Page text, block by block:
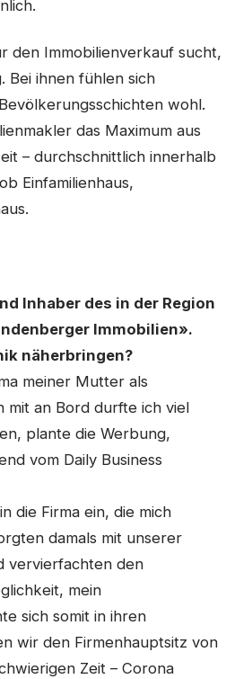
den Immobilienverkauf sucht,
Bei ihnen fühlen sich
wohl.
das Maximum aus
– durchschnittlich innerhalb
Einfamilienhaus,
Inhaber des in der Region
Immobilien».
näherbringen?
meiner Mutter als
mit an Bord durfte ich viel
plante die Werbung,
vom Daily Business
die Firma ein, die mich
damals mit unserer
vervierfachten den
mein
sich somit in ihren
wir den Firmenhauptsitz von
Zeit – Corona